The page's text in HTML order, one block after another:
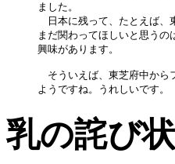
ました。
日本に残って、たとえば、
まだ関わってほしいと思う
興味があります。
そういえば、東芝府中から
乳の詫び